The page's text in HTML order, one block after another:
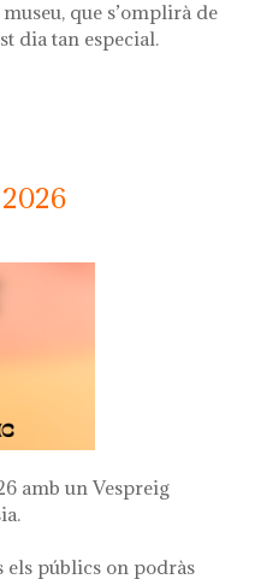
que s’omplirà de
dia tan especial.
la flor
amb un Vespreig
els públics on podràs